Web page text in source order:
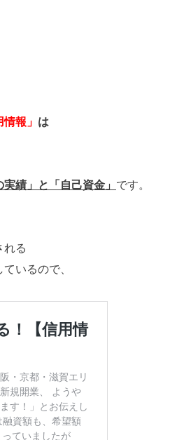
情報」 は
績」と「自己資金」 です。
れる
いるので、